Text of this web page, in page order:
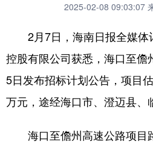
2025-02-08 09:03:07
2月7日，海南日报全媒体
控股有限公司获悉，海口至儋
5日发布招标计划公告，项目
万元，途经海口市、澄迈县、
海口至儋州高速公路项目